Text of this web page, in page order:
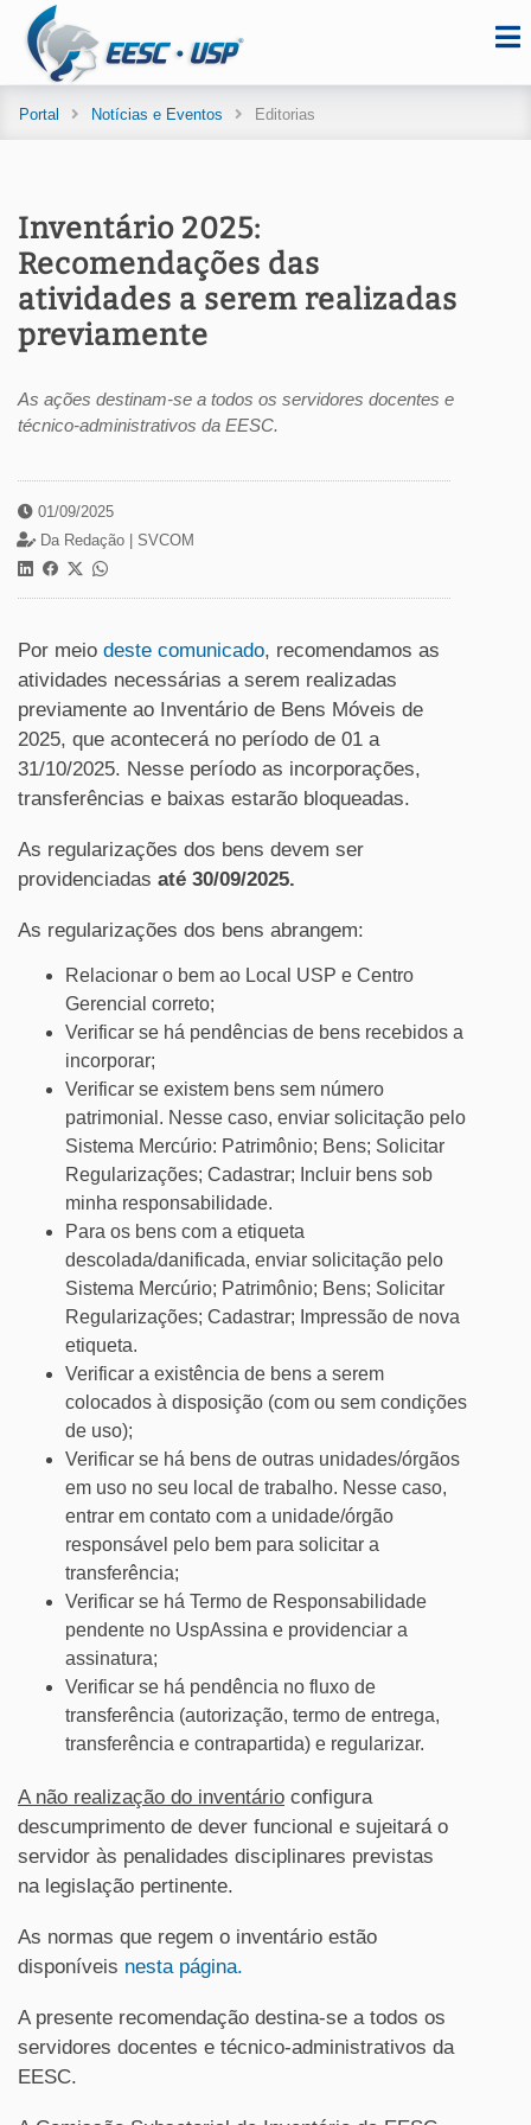
Portal Notícias e Eventos Editorias
Inventário 2025:
Recomendações das
atividades a serem realizadas
previamente
As ações destinam-se a todos os servidores docentes e
técnico-administrativos da EESC.
01/09/2025
Da Redação | SVCOM
Por meio deste comunicado, recomendamos as
atividades necessárias a serem realizadas
previamente ao Inventário de Bens Móveis de
2025, que acontecerá no período de 01 a
31/10/2025. Nesse período as incorporações,
transferências e baixas estarão bloqueadas.
As regularizações dos bens devem ser
providenciadas até 30/09/2025.
As regularizações dos bens abrangem:
Relacionar o bem ao Local USP e Centro
Gerencial correto;
Verificar se há pendências de bens recebidos a
incorporar;
Verificar se existem bens sem número
patrimonial. Nesse caso, enviar solicitação pelo
Sistema Mercúrio: Patrimônio; Bens; Solicitar
Regularizações; Cadastrar; Incluir bens sob
minha responsabilidade.
Para os bens com a etiqueta
descolada/danificada, enviar solicitação pelo
Sistema Mercúrio; Patrimônio; Bens; Solicitar
Regularizações; Cadastrar; Impressão de nova
etiqueta.
Verificar a existência de bens a serem
colocados à disposição (com ou sem condições
de uso);
Verificar se há bens de outras unidades/órgãos
em uso no seu local de trabalho. Nesse caso,
entrar em contato com a unidade/órgão
responsável pelo bem para solicitar a
transferência;
Verificar se há Termo de Responsabilidade
pendente no UspAssina e providenciar a
assinatura;
Verificar se há pendência no fluxo de
transferência (autorização, termo de entrega,
transferência e contrapartida) e regularizar.
A não realização do inventário configura
descumprimento de dever funcional e sujeitará o
servidor às penalidades disciplinares previstas
na legislação pertinente.
As normas que regem o inventário estão
disponíveis nesta página.
A presente recomendação destina-se a todos os
servidores docentes e técnico-administrativos da
EESC.